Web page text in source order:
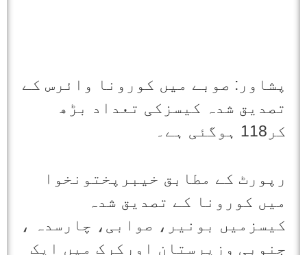
پشاور: صوبے میں کورونا وائرس کے
تصدیق شدہ کیسزکی تعداد بڑھ
کر118 ہوگئی ہے۔
رپورٹ کے مطابق خیبرپختونخوا
میں کورونا کے تصدیق شدہ
کیسزمیں بونیر، صوابی، چارسدہ ،
جنوبی وزیرستان اورکرک میں ایک